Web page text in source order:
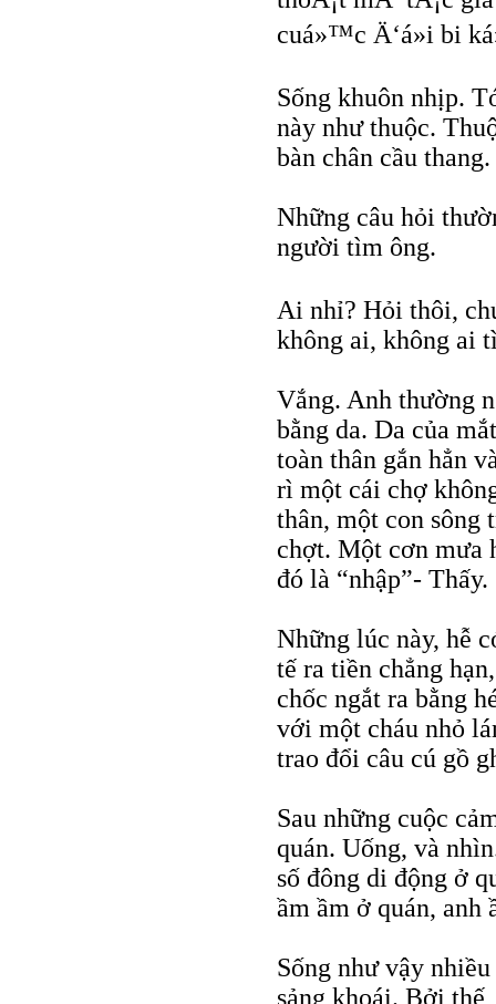
cuá»™c Ä‘á»i bi
Sống khuôn nhịp.
này như thuộc.
bàn chân cầu thang.
Những câu hỏi
người tìm ông.
Ai nhỉ? Hỏi thôi,
không ai, không ai
Vắng. Anh thường
bằng da. Da của
toàn thân gắn hẳn
rì một cái chợ
thân, một con sông
chợt. Một cơn mưa
đó là “nhập”- Thấy.
Những lúc này, hễ
tế ra tiền chẳng
chốc ngắt ra bằng
với một cháu nhỏ
trao đổi câu cú gồ
Sau những cuộc
quán. Uống, và
số đông di động ở
ầm ầm ở quán, anh
Sống như vậy
sảng khoái. Bởi